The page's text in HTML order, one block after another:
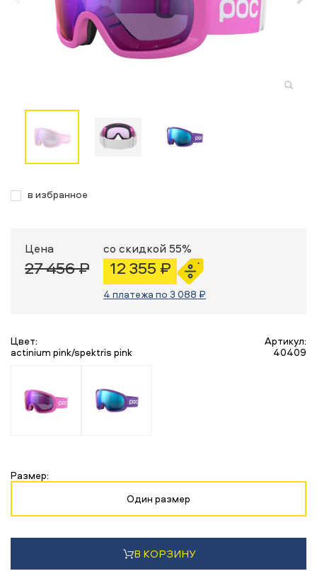
в избранное
Цена
27 456 ₽
со скидкой 55%
12 355 ₽
4 платежа по 3 088 ₽
Цвет:
actinium pink/spektris pink
Артикул:
40409
Размер:
Один размер
В КОРЗИНУ